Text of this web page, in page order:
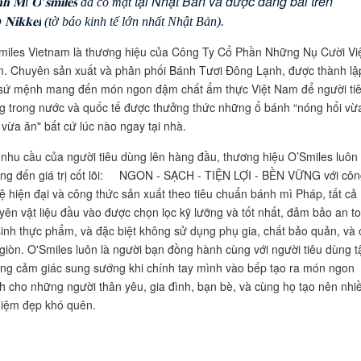
𝐍𝐢𝐤𝐤𝐞𝐢 (tờ báo kinh tế lớn nhất Nhật Bản).
Vietnam là thương hiệu của Công Ty Cổ Phần Những Nụ Cười
Chuyên sản xuất và phân phối Bánh Tươi Đông Lạnh, được thành
mệnh mang đến món ngon đậm chất ẩm thực Việt Nam để người
trong nước và quốc tế được thưởng thức những ổ bánh “nóng hổi
ăn" bất cứ lúc nào ngay tại nhà.
cầu của người tiêu dùng lên hàng đầu, thương hiệu O’Smiles luôn
đến giá trị cốt lõi: NGON - SẠCH - TIỆN LỢI - BỀN VỮNG với
hiện đại và công thức sản xuất theo tiêu chuẩn bánh mì Pháp, tất cả
vật liệu đầu vào được chọn lọc kỹ lưỡng và tốt nhất, đảm bảo an
thực phẩm, và đặc biệt không sử dụng phụ gia, chất bảo quản, và
O'Smiles luôn là người bạn đồng hành cùng với người tiêu dùng
cảm giác sung sướng khi chính tay mình vào bếp tạo ra món ngon
cho những người thân yêu, gia đình, bạn bè, và cùng họ tạo nên
đẹp khó quên.